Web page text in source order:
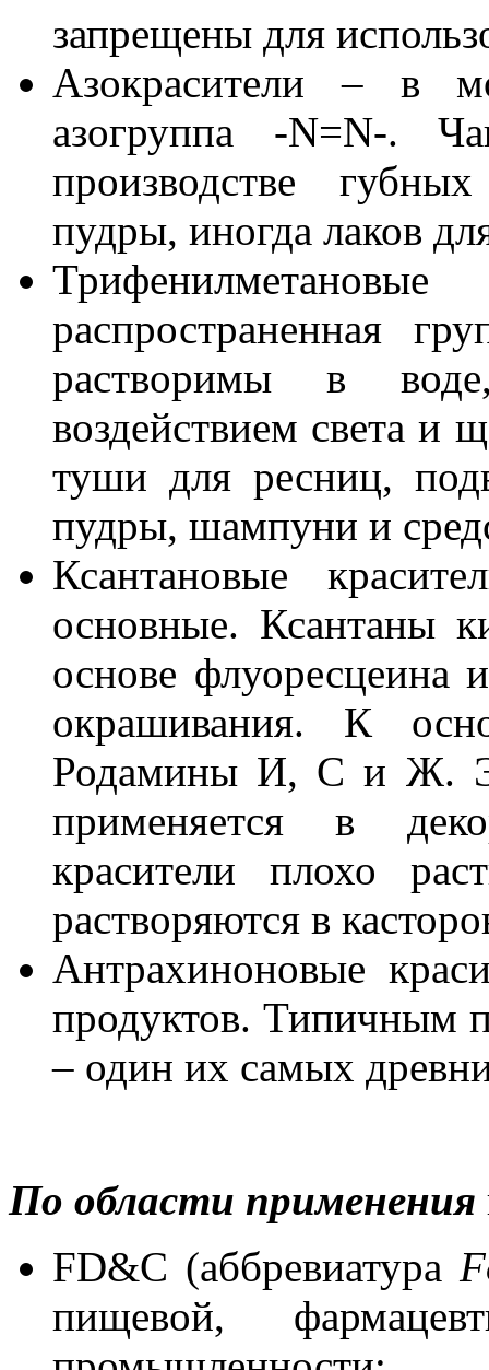
запрещены для
Азокрасители – в
азогруппа -N=N-.
производстве
пудры, иногда лаков
распространенная
растворимы в
воздействием света и
туши для ресниц,
пудры, шампуни и
Ксантановые
основные. Ксантаны
основе флуоресцеина
окрашивания. К
Родамины И, С и Ж.
применяется в
красители плохо
растворяются в
Антрахиноновые
продуктов. Типичным
– один их самых
По области применения
FD&C (аббревиатура
пищевой,